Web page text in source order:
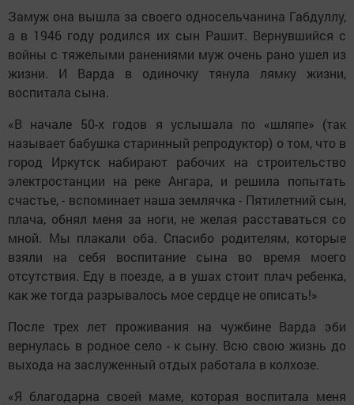
Замуж она вышла за своего односельчанина Габдуллу,
а в 1946 году родился их сын Рашит. Вернувшийся с
войны с тяжелыми ранениями муж очень рано ушел из
жизни. И Варда в одиночку тянула лямку жизни,
воспитала сына.
«В начале 50-х годов я услышала по «шляпе» (так
называет бабушка старинный репродуктор) о том, что в
город Иркутск набирают рабочих на строительство
электростанции на реке Ангара, и решила попытать
счастье, - вспоминает наша землячка - Пятилетний сын,
плача, обнял меня за ноги, не желая расставаться со
мной. Мы плакали оба. Спасибо родителям, которые
взяли на себя воспитание сына во время моего
отсутствия. Еду в поезде, а в ушах стоит плач ребенка,
как же тогда разрывалось мое сердце не описать!»
После трех лет проживания на чужбине Варда эби
вернулась в родное село - к сыну. Всю свою жизнь до
выхода на заслуженный отдых работала в колхозе.
«Я благодарна своей маме, которая воспитала меня